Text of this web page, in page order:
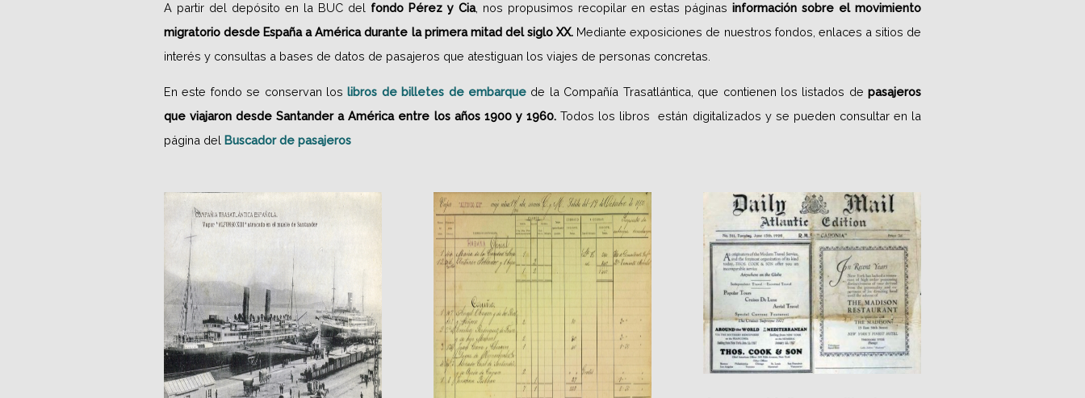
A partir del depósito en la BUC del fondo Pérez y Cia, nos propusimos recopilar en estas páginas información sobre el movimiento
migratorio desde España a América durante la primera mitad del siglo XX. Mediante exposiciones de nuestros fondos, enlaces a sitios de
interés y consultas a bases de datos de pasajeros que atestiguan los viajes de personas concretas.
En este fondo se conservan loslibros de billetes de embarque de la Compañía Trasatlántica, que contienen los listados depasajeros
que viajaron desde Santander a América entre los años 1900 y 1960.Todos los libros están digitalizados y se pueden consultar en la
página del Buscador de pasajeros